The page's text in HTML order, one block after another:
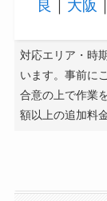
良 大阪
対応エリア・時
います。事前に
合意の上で作業
額以上の追加料